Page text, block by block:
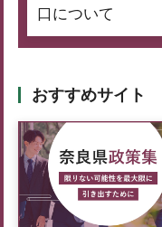
口について
おすすめサイト